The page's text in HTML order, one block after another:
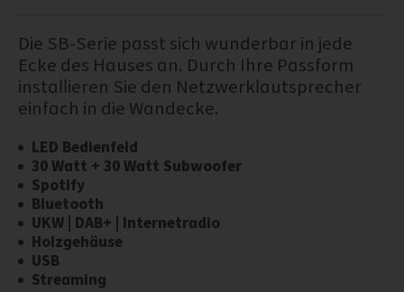
Die SB-Serie passt sich wunderbar in jede
Ecke des Hauses an. Durch Ihre Passform
installieren Sie den Netzwerklautsprecher
einfach in die Wandecke.
LED Bedienfeld
30 Watt + 30 Watt Subwoofer
Spotify
Bluetooth
UKW | DAB+ | Internetradio
Holzgehäuse
USB
Streaming